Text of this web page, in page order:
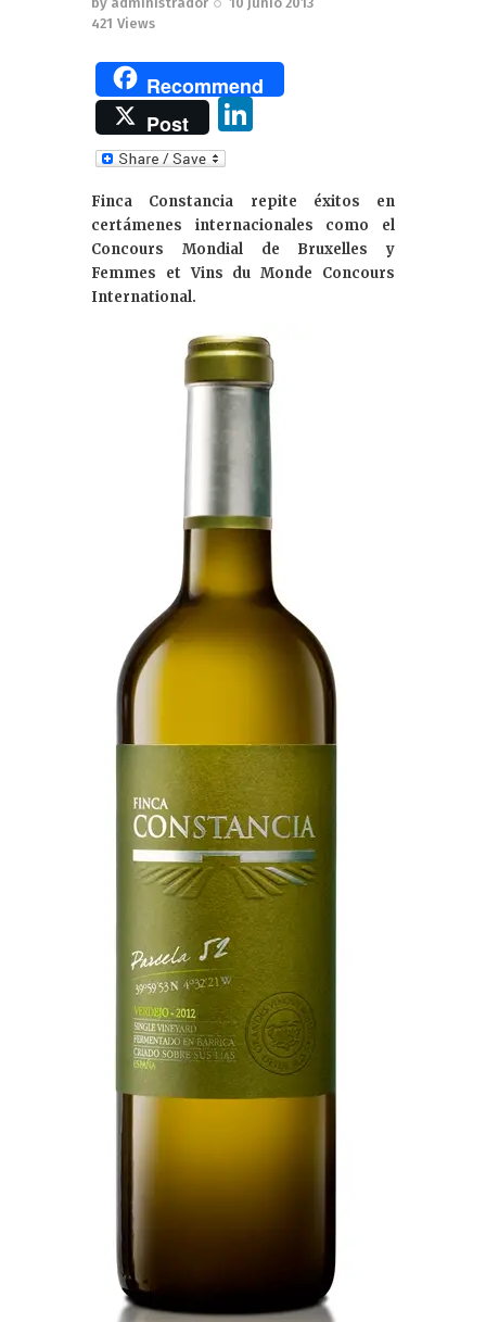
421 Views
Recommend
Post
e
dI
n
Finca Constancia repite éxitos en
certámenes internacionales como el
Concours Mondial de Bruxelles y
Femmes et Vins du Monde Concours
International.